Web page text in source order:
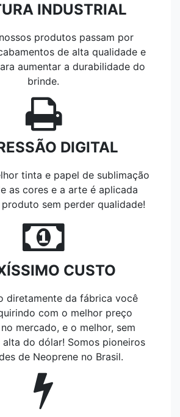
INDUSTRIAL
produtos passam por
de alta qualidade e
aumentar a durabilidade do
brinde.
DIGITAL
tinta e papel de sublimação
as cores e a arte é aplicada
sem perder qualidade!
CUSTO
diretamente da fábrica você
com o melhor preço
mercado, e o melhor, sem
do dólar! Somos pioneiros
de Neoprene no Brasil.